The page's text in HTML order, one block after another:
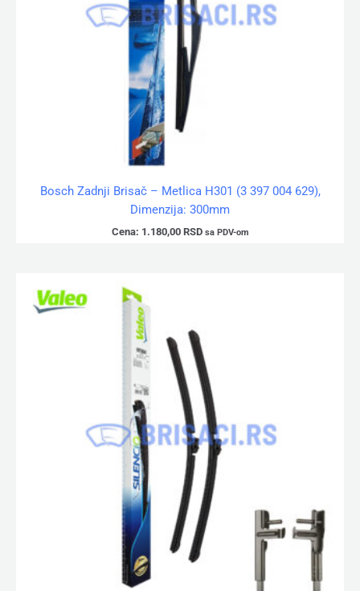
Bosch Zadnji Brisač – Metlica H301 (3 397 004 629),
Dimenzija: 300mm
Cena: 1.180,00 RSD sa PDV-om